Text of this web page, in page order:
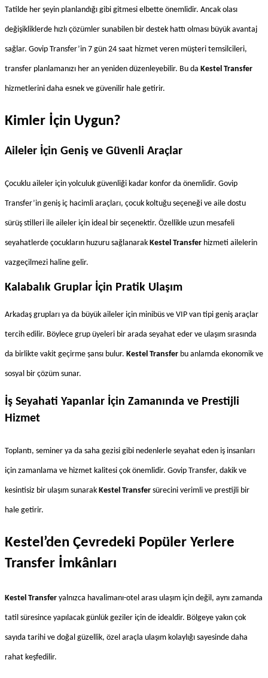
Tatilde her şeyin planlandığı gibi gitmesi elbette önemlidir. Ancak olası
değişikliklerde hızlı çözümler sunabilen bir destek hattı olması büyük avantaj
sağlar. Govip Transfer’in 7 gün 24 saat hizmet veren müşteri temsilcileri,
transfer planlamanızı her an yeniden düzenleyebilir. Bu da Kestel Transfer
hizmetlerini daha esnek ve güvenilir hale getirir.
Kimler İçin Uygun?
Aileler İçin Geniş ve Güvenli Araçlar
Çocuklu aileler için yolculuk güvenliği kadar konfor da önemlidir. Govip
Transfer’in geniş iç hacimli araçları, çocuk koltuğu seçeneği ve aile dostu
sürüş stilleri ile aileler için ideal bir seçenektir. Özellikle uzun mesafeli
seyahatlerde çocukların huzuru sağlanarak Kestel Transfer hizmeti ailelerin
vazgeçilmezi haline gelir.
Kalabalık Gruplar İçin Pratik Ulaşım
Arkadaş grupları ya da büyük aileler için minibüs ve VIP van tipi geniş araçlar
tercih edilir. Böylece grup üyeleri bir arada seyahat eder ve ulaşım sırasında
da birlikte vakit geçirme şansı bulur. Kestel Transfer bu anlamda ekonomik ve
sosyal bir çözüm sunar.
İş Seyahati Yapanlar İçin Zamanında ve Prestijli
Hizmet
Toplantı, seminer ya da saha gezisi gibi nedenlerle seyahat eden iş insanları
için zamanlama ve hizmet kalitesi çok önemlidir. Govip Transfer, dakik ve
kesintisiz bir ulaşım sunarak Kestel Transfer sürecini verimli ve prestijli bir
hale getirir.
Kestel’den Çevredeki Popüler Yerlere
Transfer İmkânları
Kestel Transfer yalnızca havalimanı-otel arası ulaşım için değil, aynı zamanda
tatil süresince yapılacak günlük geziler için de idealdir. Bölgeye yakın çok
sayıda tarihi ve doğal güzellik, özel araçla ulaşım kolaylığı sayesinde daha
rahat keşfedilir.